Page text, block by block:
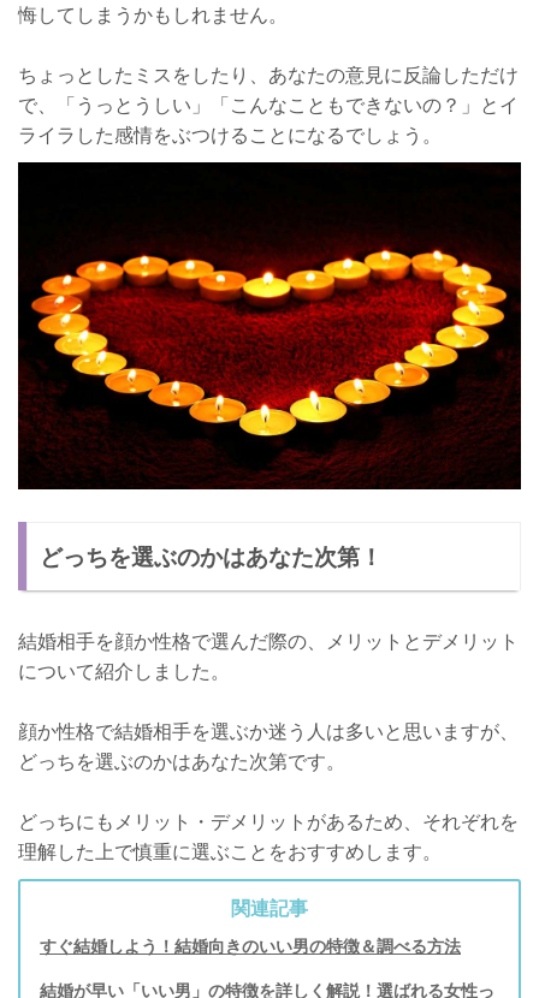
悔してしまうかもしれません。
ちょっとしたミスをしたり、あなたの意見に反論しただけ
で、「うっとうしい」「こんなこともできないの？」とイ
ライラした感情をぶつけることになるでしょう。
どっちを選ぶのかはあなた次第！
結婚相手を顔か性格で選んだ際の、メリットとデメリット
について紹介しました。
顔か性格で結婚相手を選ぶか迷う人は多いと思いますが、
どっちを選ぶのかはあなた次第です。
どっちにもメリット・デメリットがあるため、それぞれを
理解した上で慎重に選ぶことをおすすめします。
関連記事
すぐ結婚しよう！結婚向きのいい男の特徴＆調べる方法
結婚が早い「いい男」の特徴を詳しく解説！選ばれる女性っ